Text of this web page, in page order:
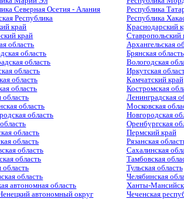
Северная Осетия - Алания
Республика
Республика
Республика
край
Краснодарский
край
Ставропольский
область
Архангельская
область
Брянская область
область
Вологодская
область
Иркутская
область
Камчатский край
область
Костромская
область
Ленинградская
область
Московская
область
Новгородская
Оренбургская
область
Пермский край
область
Рязанская
область
Сахалинская
область
Тамбовская
область
Тульская область
область
Челябинская
автономная область
Ханты-
автономный округ Чеченская